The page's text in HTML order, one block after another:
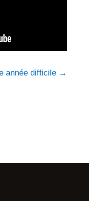
année difficile →